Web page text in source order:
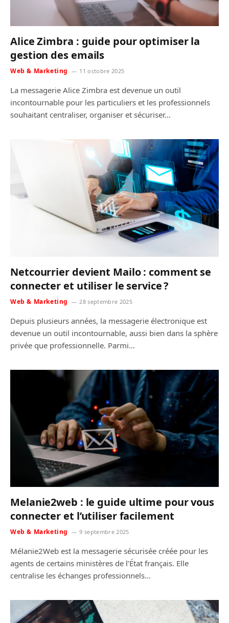
Alice Zimbra : guide pour optimiser la
gestion des emails
Web & Marketing 11 octobre 2025
La messagerie Alice Zimbra est devenue un outil
incontournable pour les particuliers et les professionnels
souhaitant centraliser, organiser et sécuriser…
Netcourrier devient Mailo : comment se
connecter et utiliser le service ?
Web & Marketing 28 septembre 2025
Depuis plusieurs années, la messagerie électronique est
devenue un outil incontournable, aussi bien dans la sphère
privée que professionnelle. Parmi…
Melanie2web : le guide ultime pour vous
connecter et l’utiliser facilement
Web & Marketing 9 septembre 2025
Mélanie2Web est la messagerie sécurisée créée pour les
agents de certains ministères de l’État français. Elle
centralise les échanges professionnels…